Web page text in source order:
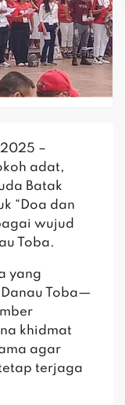
2025 –
adat,
Batak
“Doa dan
wujud
Toba.
yang
Toba—
khidmat
agar
terjaga